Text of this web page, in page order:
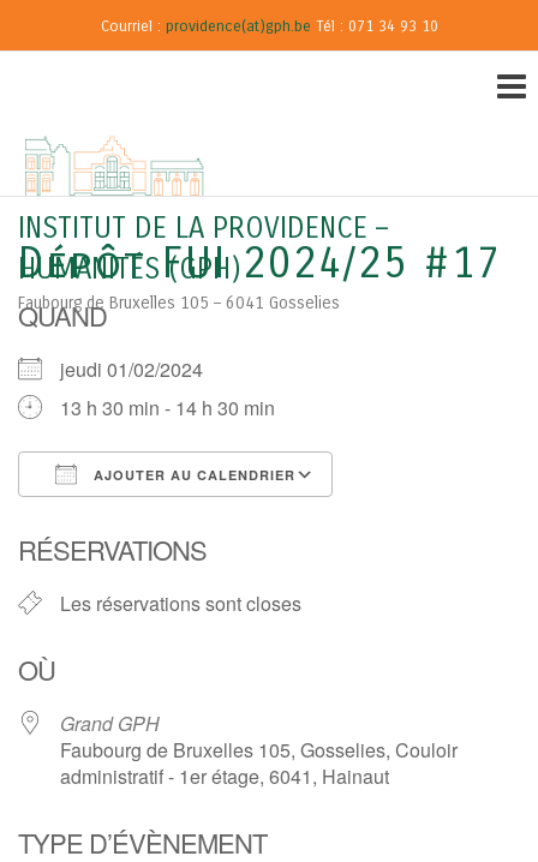
Courriel : providence(at)gph.be Tél : 071 34 93 10
INSTITUT DE LA PROVIDENCE –
HUMANITÉS (GPH)
Faubourg de Bruxelles 105 – 6041 Gosselies
Dépôt FUI 2024/25 #17
QUAND
jeudi 01/02/2024
13 h 30 min - 14 h 30 min
AJOUTER AU CALENDRIER
RÉSERVATIONS
Les réservations sont closes
OÙ
Grand GPH
Faubourg de Bruxelles 105, Gosselies, Couloir
administratif - 1er étage, 6041, Hainaut
TYPE D’ÉVÈNEMENT